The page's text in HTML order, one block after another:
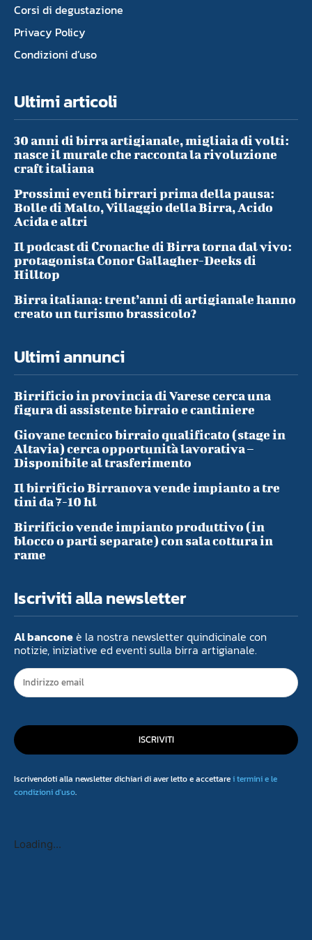
Corsi di degustazione
Privacy Policy
Condizioni d’uso
Ultimi articoli
30 anni di birra artigianale, migliaia di volti:
nasce il murale che racconta la rivoluzione
craft italiana
Prossimi eventi birrari prima della pausa:
Bolle di Malto, Villaggio della Birra, Acido
Acida e altri
Il podcast di Cronache di Birra torna dal vivo:
protagonista Conor Gallagher-Deeks di
Hilltop
Birra italiana: trent’anni di artigianale hanno
creato un turismo brassicolo?
Ultimi annunci
Birrificio in provincia di Varese cerca una
figura di assistente birraio e cantiniere
Giovane tecnico birraio qualificato (stage in
Altavia) cerca opportunità lavorativa –
Disponibile al trasferimento
Il birrificio Birranova vende impianto a tre
tini da 7-10 hl
Birrificio vende impianto produttivo (in
blocco o parti separate) con sala cottura in
rame
Iscriviti alla newsletter
Al banconeè la nostra newsletter quindicinale con
notizie, iniziative ed eventi sulla birra artigianale.
ISCRIVITI
Iscrivendoti alla newsletter dichiari di aver letto e accettarei termini e le
condizioni d'uso.
Loading...